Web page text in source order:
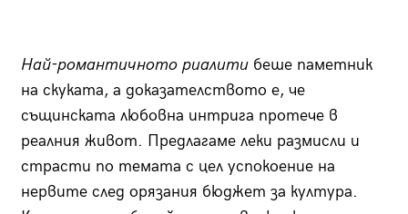
Най-романтичното риалитибеше паметник
на скуката, а доказателството е, че
същинската любовна интрига протече в
реалния живот. Предлагаме леки размисли и
страсти по темата с цел успокоение на
нервите след орязания бюджет за култура.